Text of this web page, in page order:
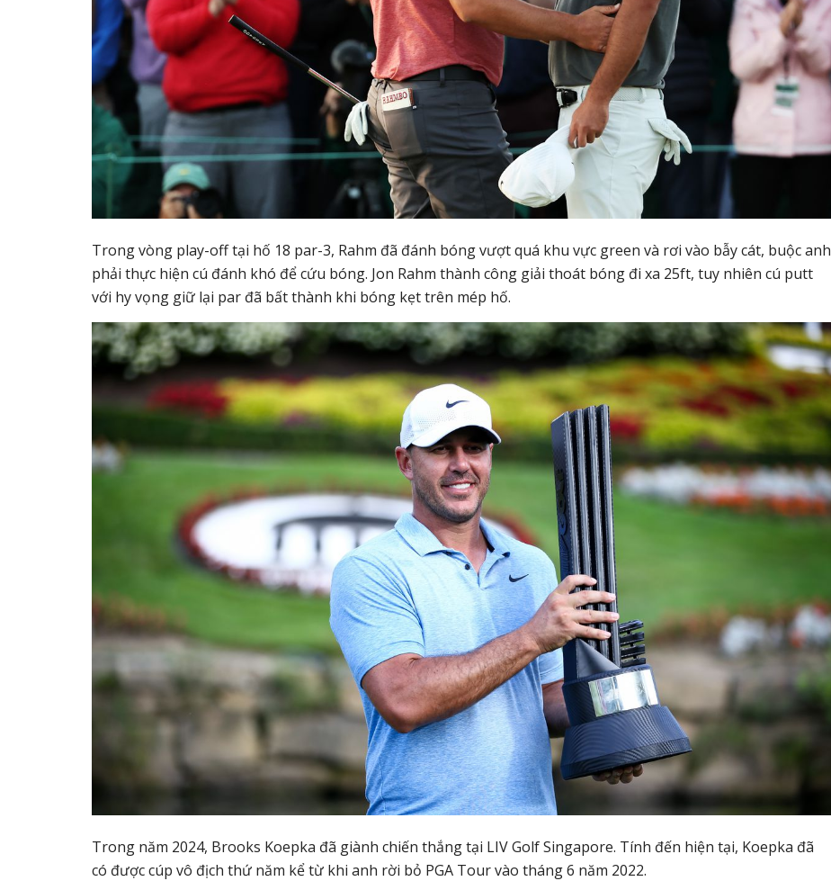
Trong vòng play-off tại hố 18 par-3, Rahm đã đánh bóng vượt quá khu vực green và rơi vào bẫy cát, buộc anh
phải thực hiện cú đánh khó để cứu bóng. Jon Rahm thành công giải thoát bóng đi xa 25ft, tuy nhiên cú putt
với hy vọng giữ lại par đã bất thành khi bóng kẹt trên mép hố.
Trong năm 2024, Brooks Koepka đã giành chiến thắng tại LIV Golf Singapore. Tính đến hiện tại, Koepka đã
có được cúp vô địch thứ năm kể từ khi anh rời bỏ PGA Tour vào tháng 6 năm 2022.